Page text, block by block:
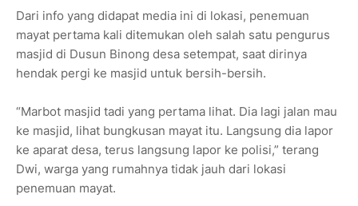
Dari info yang didapat media ini di lokasi, penemuan
mayat pertama kali ditemukan oleh salah satu pengurus
masjid di Dusun Binong desa setempat, saat dirinya
hendak pergi ke masjid untuk bersih-bersih.
“Marbot masjid tadi yang pertama lihat. Dia lagi jalan mau
ke masjid, lihat bungkusan mayat itu. Langsung dia lapor
ke aparat desa, terus langsung lapor ke polisi,” terang
Dwi, warga yang rumahnya tidak jauh dari lokasi
penemuan mayat.